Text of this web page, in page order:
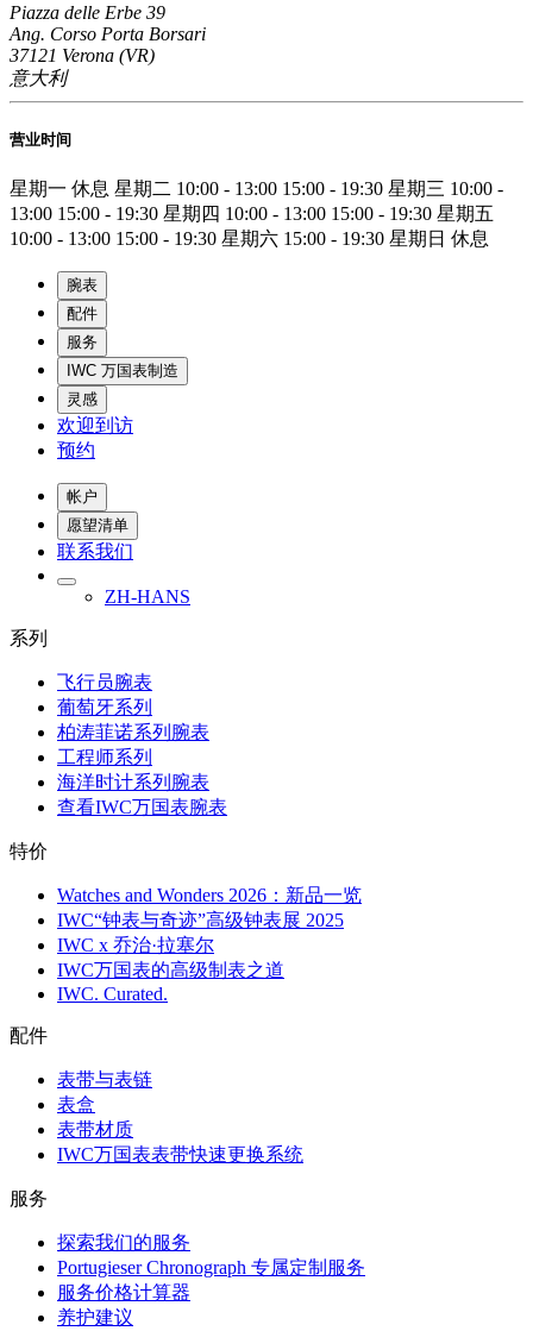
Piazza delle Erbe 39
Ang. Corso Porta Borsari
37121 Verona (VR)
意大利
营业时间
星期一 休息 星期二 10:00 - 13:00 15:00 - 19:30 星期三 10:00 -
13:00 15:00 - 19:30 星期四 10:00 - 13:00 15:00 - 19:30 星期五
10:00 - 13:00 15:00 - 19:30 星期六 15:00 - 19:30 星期日 休息
腕表
配件
服务
IWC 万国表制造
灵感
欢迎到访
预约
帐户
愿望清单
联系我们
ZH-HANS
系列
飞行员腕表
葡萄牙系列
柏涛菲诺系列腕表
工程师系列
海洋时计系列腕表
查看IWC万国表腕表
特价
Watches and Wonders 2026：新品一览
IWC“钟表与奇迹”高级钟表展 2025
IWC x 乔治·拉塞尔
IWC万国表的高级制表之道
IWC. Curated.
配件
表带与表链
表盒
表带材质
IWC万国表表带快速更换系统
服务
探索我们的服务
Portugieser Chronograph 专属定制服务
服务价格计算器
养护建议